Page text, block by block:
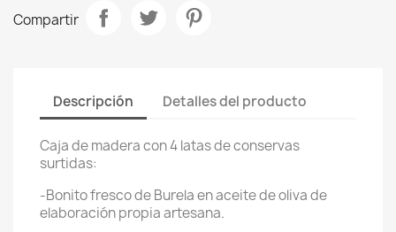
Compartir
Descripción Detalles del producto
Caja de madera con 4 latas de conservas
surtidas:
-Bonito fresco de Burela en aceite de oliva de
elaboración propia artesana.